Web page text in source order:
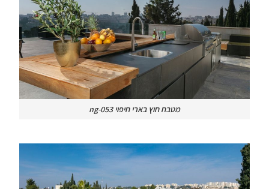
מטבח חוץ בארי חיפוי ng-053